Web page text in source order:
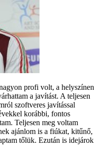
profi volt, a helyszínen
a javítást. A teljesen
szoftveres javítással
korábbi, fontos
Teljesen meg voltam
ajánlom is a fiúkat, kitűnő,
tőlük. Ezután is idejárok